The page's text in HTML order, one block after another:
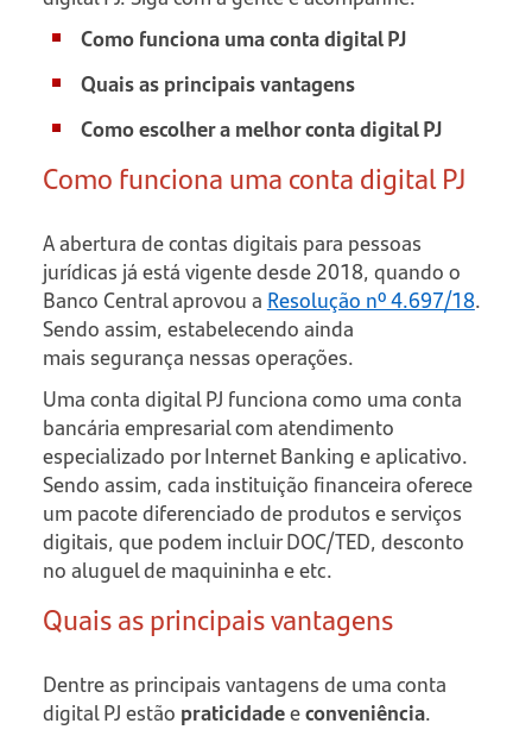
Como funciona uma conta digital PJ
Quais as principais vantagens
Como escolher a melhor conta digital PJ
Como funciona uma conta digital PJ
A abertura de contas digitais para pessoas
jurídicas já está vigente desde 2018, quando o
Banco Central aprovou a Resolução nº 4.697/18.
Sendo assim, estabelecendo ainda
mais segurança nessas operações.
Uma conta digital PJ funciona como uma conta
bancária empresarial com atendimento
especializado por Internet Banking e aplicativo.
Sendo assim, cada instituição financeira oferece
um pacote diferenciado de produtos e serviços
digitais, que podem incluir DOC/TED, desconto
no aluguel de maquininha e etc.
Quais as principais vantagens
Dentre as principais vantagens de uma conta
digital PJ estão praticidadeeconveniência.